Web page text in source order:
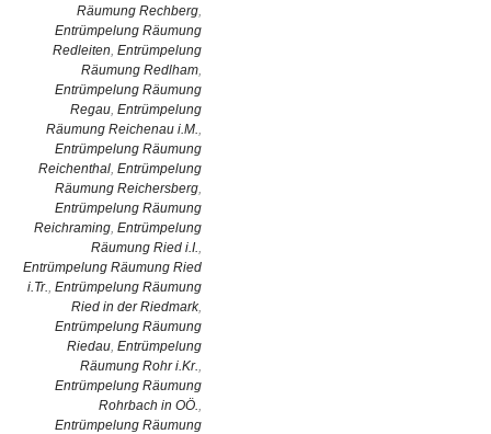
Räumung Rechberg,
Entrümpelung Räumung
Redleiten, Entrümpelung
Räumung Redlham,
Entrümpelung Räumung
Regau, Entrümpelung
Räumung Reichenau i.M.,
Entrümpelung Räumung
Reichenthal, Entrümpelung
Räumung Reichersberg,
Entrümpelung Räumung
Reichraming, Entrümpelung
Räumung Ried i.I.,
Entrümpelung Räumung Ried
i.Tr., Entrümpelung Räumung
Ried in der Riedmark,
Entrümpelung Räumung
Riedau, Entrümpelung
Räumung Rohr i.Kr.,
Entrümpelung Räumung
Rohrbach in OÖ.,
Entrümpelung Räumung